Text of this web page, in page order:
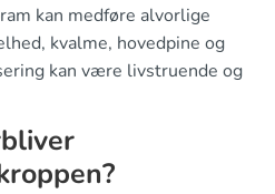
kan medføre alvorlige
kvalme, hovedpine og
kan være livstruende og